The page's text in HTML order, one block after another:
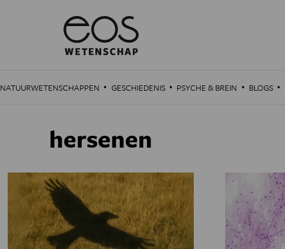
NATUURWETENSCHAPPEN · GESCHIEDENIS · PSYCHE & BREIN · BLOGS ·
hersenen